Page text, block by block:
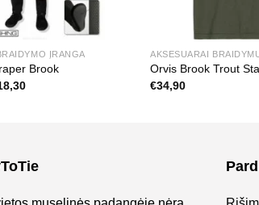
ĮRANGA
Brook
Current
AKSESUARAI
Orvis Brook Trout
€34,90